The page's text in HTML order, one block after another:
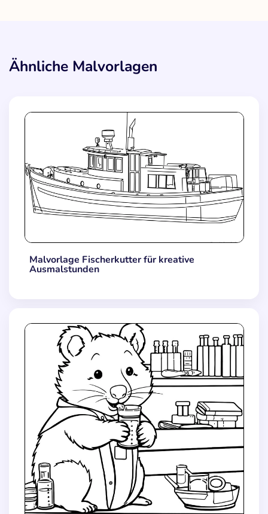
Ähnliche Malvorlagen
Malvorlage Fischerkutter für kreative
Ausmalstunden